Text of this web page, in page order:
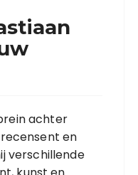
achter
en
verschillende